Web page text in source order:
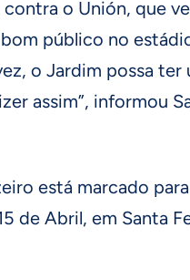
o Unión, que
público no
o Jardim possa ter
assim”, informou
está marcado para
de Abril, em Santa